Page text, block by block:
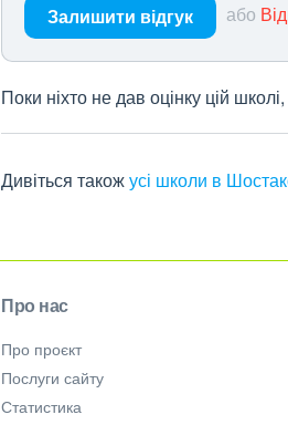
Залишити відгук або
Поки ніхто не дав оцінку цій
Дивіться такожусі школи в
Про нас
Про проєкт
Послуги сайту
Статистика